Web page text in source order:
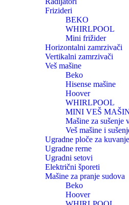
Frizideri
BEKO
WHIRLPOOL
Mini frižider
Horizontalni zamrzivači
Vertikalni zamrzivači
Veš mašine
Beko
Hisense mašine
Hoover
WHIRLPOOL
MINI VEŠ
Mašine za sušenje
Veš mašine i
Ugradne ploče za kuvanje
Ugradne rerne
Ugradni setovi
Električni šporeti
Mašine za pranje sudova
Beko
Hoover